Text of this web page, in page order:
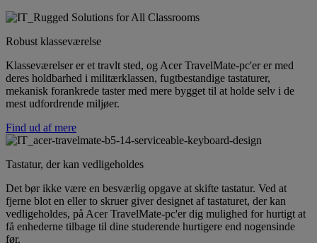
Robust klasseværelse
Klasseværelser er et travlt sted, og Acer TravelMate-pc'er er med
deres holdbarhed i militærklassen, fugtbestandige tastaturer,
mekanisk forankrede taster med mere bygget til at holde selv i de
mest udfordrende miljøer.
Find ud af mere
Tastatur, der kan vedligeholdes
Det bør ikke være en besværlig opgave at skifte tastatur. Ved at
fjerne blot en eller to skruer giver designet af tastaturet, der kan
vedligeholdes, på Acer TravelMate-pc'er dig mulighed for hurtigt at
få enhederne tilbage til dine studerende hurtigere end nogensinde
før.